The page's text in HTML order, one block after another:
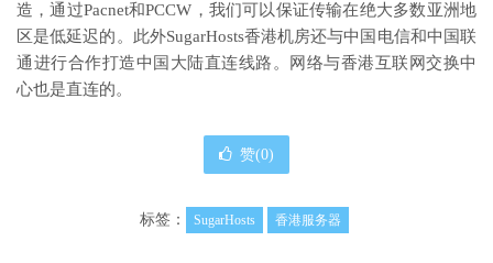
造，通过Pacnet和PCCW，我们可以保证传输在绝大多数亚洲地
区是低延迟的。此外SugarHosts香港机房还与中国电信和中国联
通进行合作打造中国大陆直连线路。网络与香港互联网交换中
心也是直连的。
赞(0)
标签： SugarHosts 香港服务器